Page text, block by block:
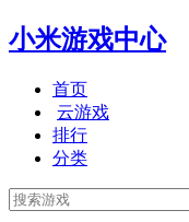
小米游戏中心
首页
云游戏
排行
分类